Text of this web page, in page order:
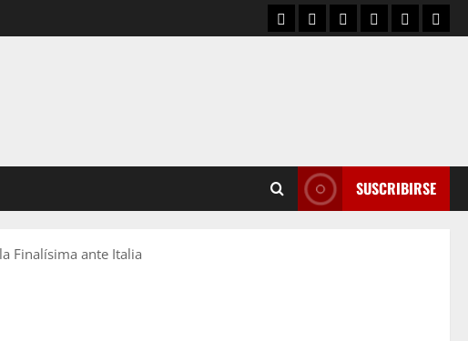
SUSCRIBIRSE
Finalísima ante Italia